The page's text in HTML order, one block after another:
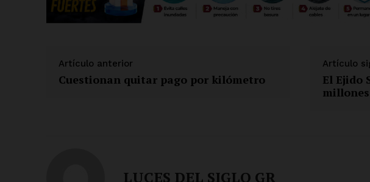
Artículo anterior
Cuestionan quitar pago por kilómetro
Artículo
El Ejido
millones
LUCES DEL SIGLO GR